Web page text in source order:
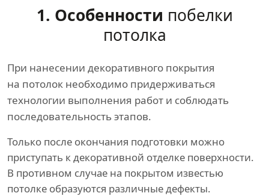
1. Особенности побелки
потолка
При нанесении декоративного покрытия
на потолок необходимо придерживаться
технологии выполнения работ и соблюдать
последовательность этапов.
Только после окончания подготовки можно
приступать к декоративной отделке поверхности.
В противном случае на покрытом известью
потолке образуются различные дефекты.